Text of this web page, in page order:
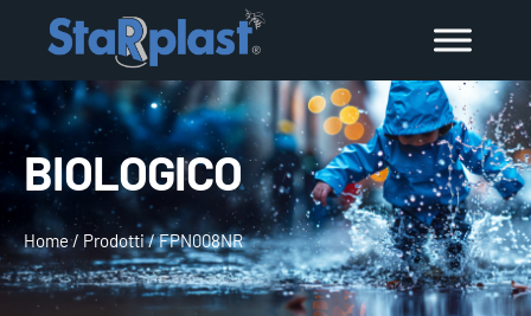
BIOLOGICO
Home/ Prodotti/FPN008NR